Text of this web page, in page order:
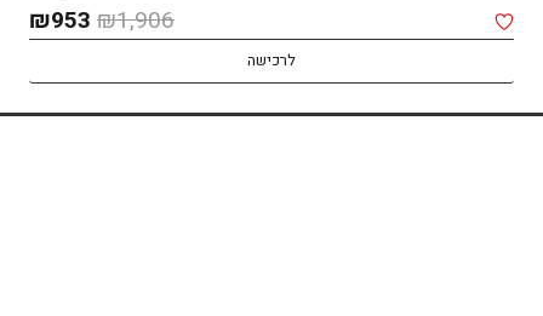
₪1,906
המחיר
המקורי
היה:
₪1,906.
₪953
לרכישה